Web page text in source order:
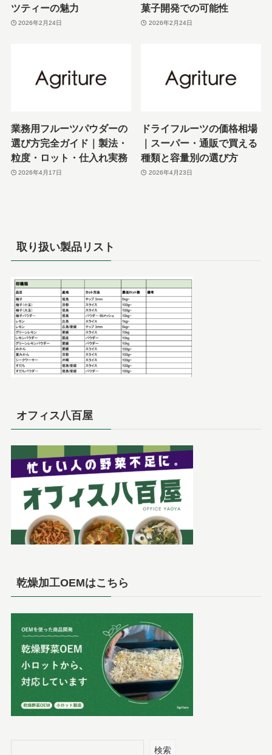
ツティーの魅力
2026年2月24日
菓子開発での可能性
2026年2月24日
業務用フルーツパウダーの
選び方完全ガイド｜製法・
粒度・ロット・仕入れ実務
2026年4月17日
ドライフルーツの価格相場
｜スーパー・通販で買える
種類と容量別の選び方
2026年4月23日
取り扱い製品リスト
オフィス八百屋
乾燥加工OEMはこちら
検索